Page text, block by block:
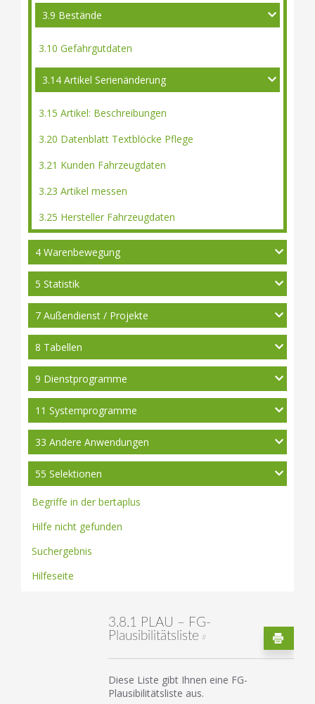
3.9 Bestände
3.10 Gefahrgutdaten
3.14 Artikel Serienänderung
3.15 Artikel: Beschreibungen
3.20 Datenblatt Textblöcke Pflege
3.21 Kunden Fahrzeugdaten
3.23 Artikel messen
3.25 Hersteller Fahrzeugdaten
4 Warenbewegung
5 Statistik
7 Außendienst / Projekte
8 Tabellen
9 Dienstprogramme
11 Systemprogramme
33 Andere Anwendungen
55 Selektionen
Begriffe in der bertaplus
Hilfe nicht gefunden
Suchergebnis
Hilfeseite
3.8.1 PLAU – FG-
Plausibilitätsliste #
Diese Liste gibt Ihnen eine FG-
Plausibilitätsliste aus.